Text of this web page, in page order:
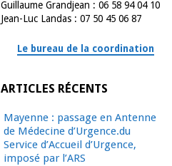
Guillaume Grandjean : 06 58 94 04 10
Jean-Luc Landas : 07 50 45 06 87
Le bureau de la coordination
ARTICLES RÉCENTS
Mayenne : passage en Antenne
de Médecine d’Urgence.du
Service d’Accueil d’Urgence,
imposé par l’ARS